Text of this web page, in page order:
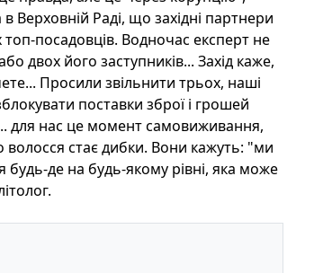
Раді, що західні партнери
посадовців. Водночас експерт не
двох його заступників... Захід каже,
Просили звільнити трьох, наші
поставки зброї і грошей
для нас це момент самовиживання,
стає дибки. Вони кажуть: "ми
де на будь-якому рівні, яка може